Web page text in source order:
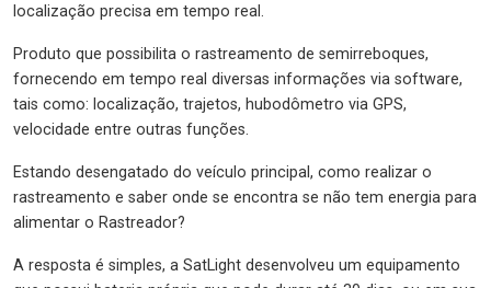
localização precisa em tempo real.
Produto que possibilita o rastreamento de semirreboques,
fornecendo em tempo real diversas informações via software,
tais como: localização, trajetos, hubodômetro via GPS,
velocidade entre outras funções.
Estando desengatado do veículo principal, como realizar o
rastreamento e saber onde se encontra se não tem energia para
alimentar o Rastreador?
A resposta é simples, a SatLight desenvolveu um equipamento